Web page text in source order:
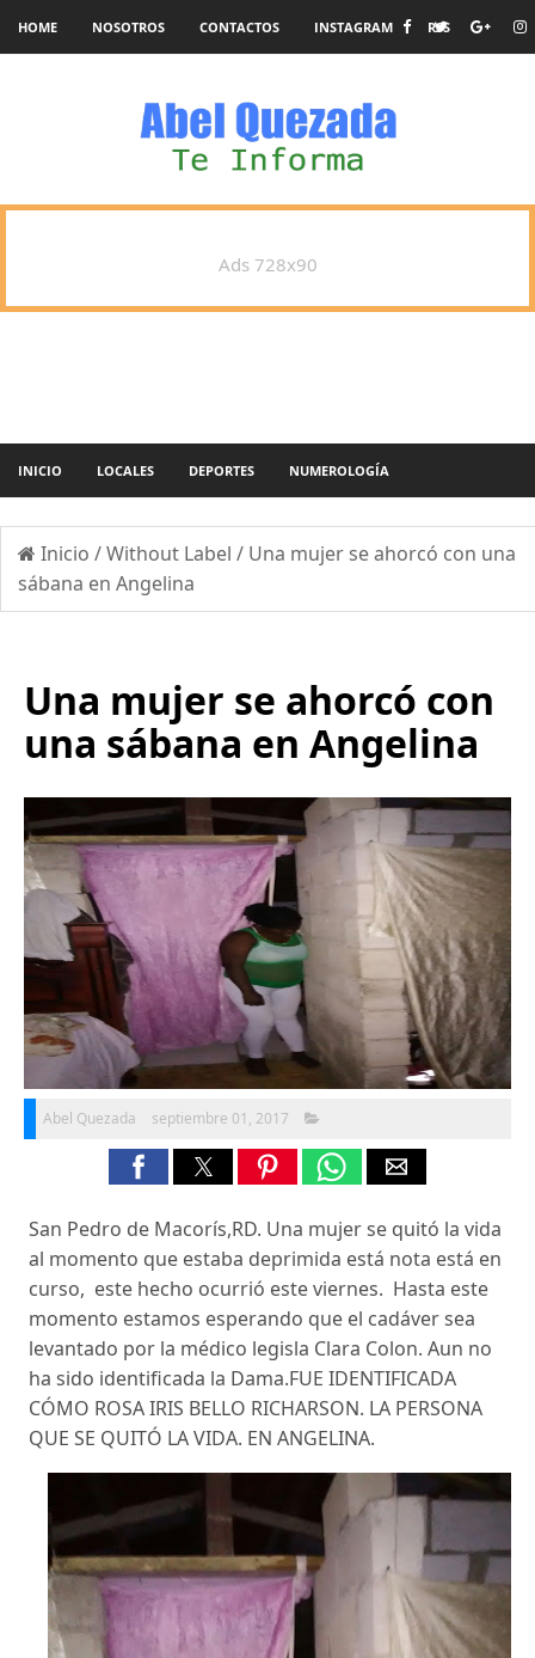
HOME NOSOTROS CONTACTOS INSTAGRAM RSS
Ads 728x90
INICIO LOCALES DEPORTES NUMEROLOGÍA
Inicio /Without Label / Una mujer se ahorcó con una
sábana en Angelina
Una mujer se ahorcó con
una sábana en Angelina
Abel Quezada septiembre 01, 2017
San Pedro de Macorís,RD. Una mujer se quitó la vida
al momento que estaba deprimida está nota está en
curso, este hecho ocurrió este viernes. Hasta este
momento estamos esperando que el cadáver sea
levantado por la médico legisla Clara Colon. Aun no
ha sido identificada la Dama.FUE IDENTIFICADA
CÓMO ROSA IRIS BELLO RICHARSON. LA PERSONA
QUE SE QUITÓ LA VIDA. EN ANGELINA.